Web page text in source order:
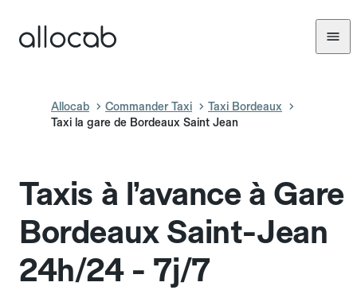
Allocab Commander Taxi
Taxi Bordeaux
Taxi la gare de Bordeaux Saint Jean
Taxis à l’avance à Gare
Bordeaux Saint-Jean
24h/24 - 7j/7